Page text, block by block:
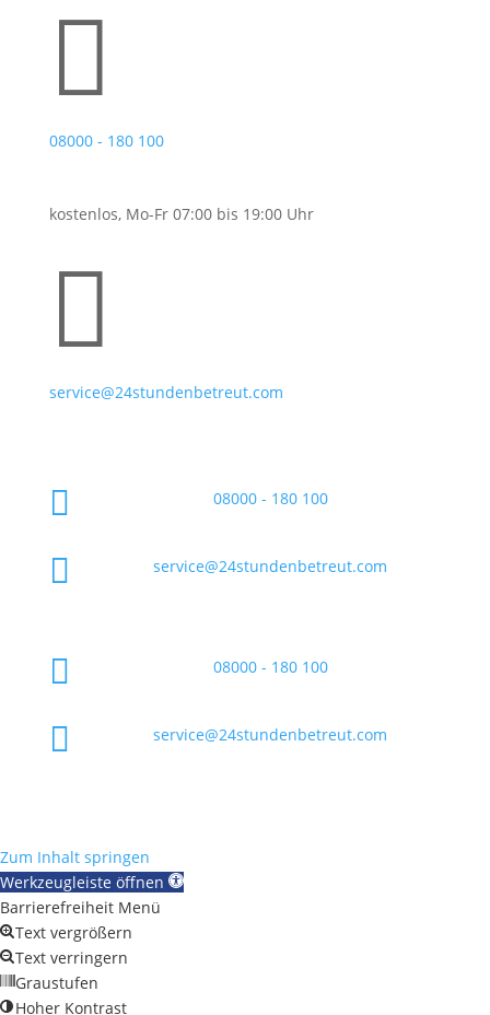

08000 - 180 100
kostenlos, Mo-Fr 07:00 bis 19:00 Uhr

service@24stundenbetreut.com
 08000 - 180 100
 service@24stundenbetreut.com
 08000 - 180 100
 service@24stundenbetreut.com
Zum Inhalt springen
Werkzeugleiste öffnen
Barrierefreiheit Menü
Text vergrößern
Text verringern
Graustufen
Hoher Kontrast